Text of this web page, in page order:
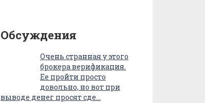
Обсуждения
Очень странная у этого
брокера верификация.
Ее пройти просто
довольно, но вот при
выводе денег просят сде…